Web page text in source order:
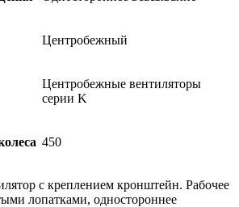
Центробежный
Центробежные вентиляторы
серии K
450
с креплением кронштейн. Рабочее
лопатками, одностороннее